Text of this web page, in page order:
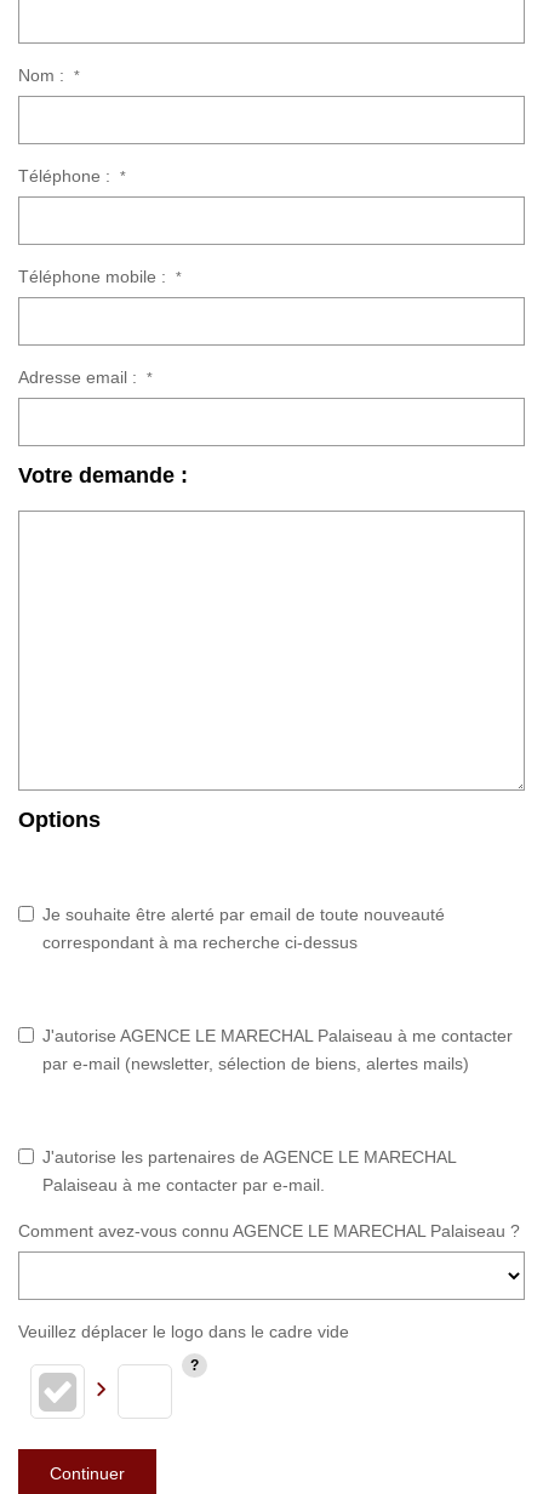
Nom : *
Téléphone : *
Téléphone mobile : *
Adresse email : *
Votre demande :
Options
Je souhaite être alerté par email de toute nouveauté
correspondant à ma recherche ci-dessus
J'autorise AGENCE LE MARECHAL Palaiseau à me contacter
par e-mail (newsletter, sélection de biens, alertes mails)
J'autorise les partenaires de AGENCE LE MARECHAL
Palaiseau à me contacter par e-mail.
Comment avez-vous connu AGENCE LE MARECHAL Palaiseau ?
Veuillez déplacer le logo dans le cadre vide
Continuer